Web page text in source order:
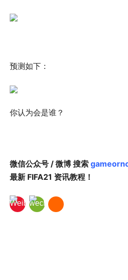
预测如下：
你认为会是谁？
微信公众号 / 微博 搜索
最新 FIFA21 资讯教程！